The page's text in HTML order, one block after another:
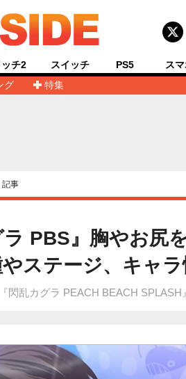
グ
特集
ッチ2 スイッチ PS5 ス
記事
ラ PBS』胸やお
ステージ、キャラ
閃乱カグラ PEACH BEACH SPLASH